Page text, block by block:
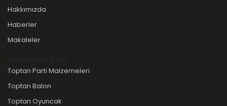
Hakkımızda
Haberler
Makaleler
Toptan Parti Malzemeleri
Toptan Balon
Toptan Oyuncak